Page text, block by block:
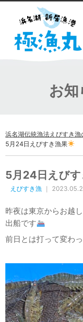
お
浜名湖伝統漁法えびすき漁
5月24日えびすき漁果
5月24日えび
えびすき漁 ｜
昨夜は東京からお越
出船です
前日とは打って変わ